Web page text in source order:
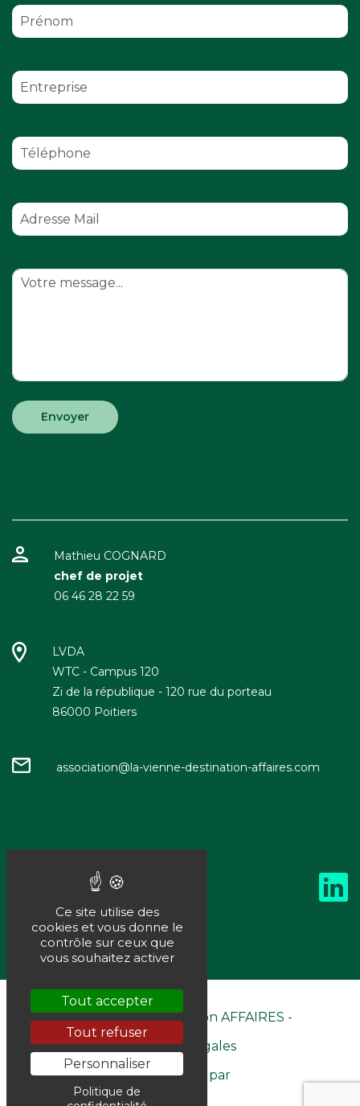
Nombre de participants
Besoin de restauration ?
Date de votre événement
Mathieu COGNARD
chef de projet
06 46 28 22 59
LVDA
WTC - Campus 120
Zi de la république - 120 rue du porteau
86000 Poitiers
association@la-vienne-destination-affaires.com
©La Vienne Destination AFFAIRES -
Mentions Légales
- Site réalisé par
Ce site utilise des
cookies et vous donne le
contrôle sur ceux que
vous souhaitez activer
Tout accepter
Tout refuser
Personnaliser
Politique de